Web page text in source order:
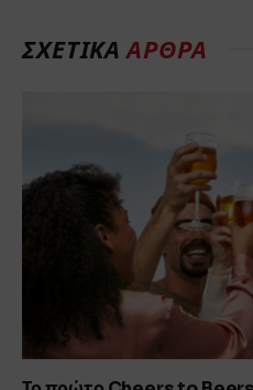
ΣΧΕΤΙΚΑΑΡΘΡΑ